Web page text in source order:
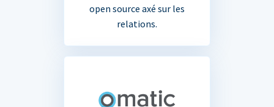
open source axé sur les
relations.